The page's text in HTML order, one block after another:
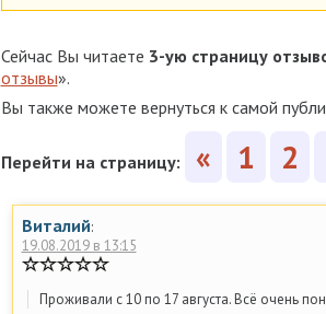
Сейчас Вы читаете 3-ую страницу
отзывы».
Вы также можете вернуться к самой
Перейти на страницу: « 1 2
Виталий:
19.08.2019 в 13:15
Проживали с 10 по 17 августа. Всё очень